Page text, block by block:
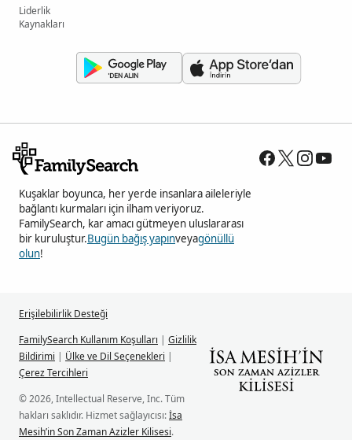
Liderlik
Kaynakları
Kuşaklar boyunca, her yerde insanlara aileleriyle
bağlantı kurmaları için ilham veriyoruz.
FamilySearch, kar amacı gütmeyen uluslararası
bir kuruluştur.Bugün bağış yapınveyagönüllü
olun!
Erişilebilirlik Desteği
FamilySearch Kullanım Koşulları | Gizlilik
Bildirimi | Ülke ve Dil Seçenekleri |
Çerez Tercihleri
© 2026, Intellectual Reserve, Inc. Tüm
hakları saklıdır. Hizmet sağlayıcısı:İsa
Mesih’in Son Zaman Azizler Kilisesi.